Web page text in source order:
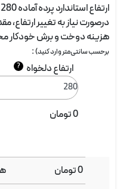
بود.
درصورت نیاز به تغییر ارتفاع،
هزینه دوخت و برش خودکار
برحسب سانتی‌متر وارد کنید):
ارتفاع دلخواه
?
0تومان
0تومان